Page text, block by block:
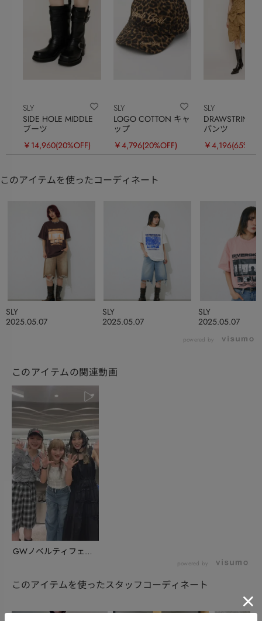
SLY
SIDE HOLE MIDDLE
ブーツ
￥14,960(20%OFF)
SLY
LOGO COTTON キャ
ップ
￥4,796(20%OFF)
SLY
DRAWSTRING
パンツ
￥4,196
このアイテムを使ったコーディネート
2025.05.07
SLY
2025.05.07
SLY
2025.05.07
SLY
powered by
このアイテムの関連動画
GWノベルティフェア
powered by
このアイテムを使ったスタッフコーディネート